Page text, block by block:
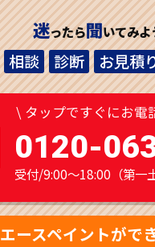
迷ったら聞いてみよ
相談 診断 お見積
\ タップですぐにお電
0120-
受付/9:00～18:00（第一
エースペイントがで